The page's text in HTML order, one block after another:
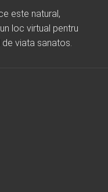
este natural,
loc virtual pentru
viata sanatos.